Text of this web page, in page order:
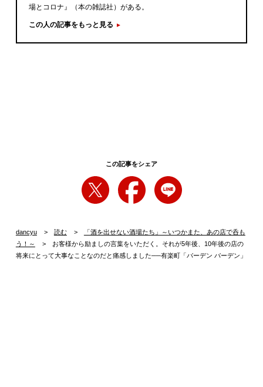
場とコロナ』（本の雑誌社）がある。
この人の記事をもっと見る
この記事をシェア
dancyu 読む
「酒を出せない酒場たち」～いつかまた、あの店で呑も
う！～
お客様から励ましの言葉をいただく。それが5年後、10年後の店の
将来にとって大事なことなのだと痛感しました──有楽町「バーデン バーデン」